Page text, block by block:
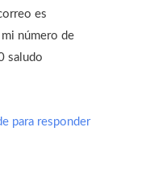
es
mi número de
saludo
para responder